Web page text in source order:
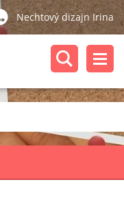
Nechtový dizajn Irina